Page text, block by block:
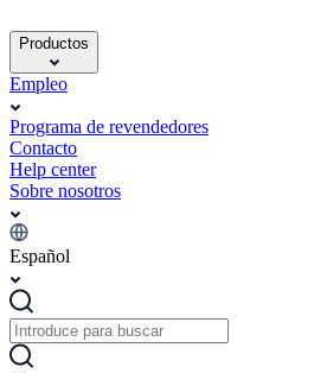
Productos
Empleo
Programa de revendedores
Contacto
Help center
Sobre nosotros
Español